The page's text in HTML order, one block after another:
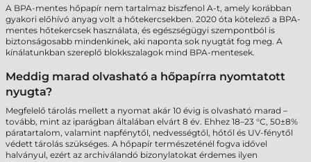
A BPA-mentes hőpapír nem tartalmaz biszfenol A-t, amely korábban
gyakori előhívó anyag volt a hőtekercsekben. 2020 óta kötelező a BPA-
mentes hőtekercsek használata, és egészségügyi szempontból is
biztonságosabb mindenkinek, aki naponta sok nyugtát fog meg. A
kínálatunkban szereplő blokkszalagok mind BPA-mentesek.
Meddig marad olvasható a hőpapírra nyomtatott
nyugta?
Megfelelő tárolás mellett a nyomat akár 10 évig is olvasható marad –
tovább, mint az iparágban általában elvárt 8 év. Ehhez 18–23 °C, 50±8%
páratartalom, valamint napfénytől, nedvességtől, hőtől és UV-fénytől
védett tárolás szükséges. A hőpapír természeténél fogva idővel
halványul, ezért az archiválandó bizonylatokat érdemes ilyen